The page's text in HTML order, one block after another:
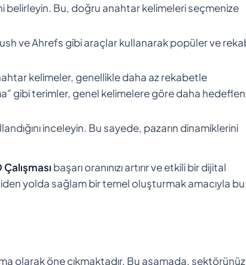
belirleyin. Bu, doğru anahtar kelimeleri seçmenize
ve Ahrefs gibi araçlar kullanarak popüler ve
kelimeler, genellikle daha az rekabetle
gibi terimler, genel kelimelere göre daha
inceleyin. Bu sayede, pazarın dinamiklerini
başarı oranınızı artırır ve etkili bir dijital
yolda sağlam bir temel oluşturmak amacıyla bu
olarak öne çıkmaktadır. Bu aşamada,